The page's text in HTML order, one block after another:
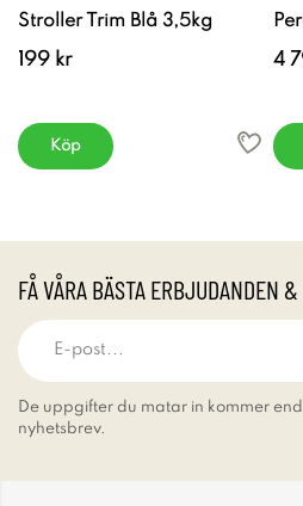
Stroller Trim Blå 3,5kg
199 kr
Köp
4
FÅ VÅRA BÄSTA ERBJUDANDEN
De uppgifter du matar in kommer
nyhetsbrev.